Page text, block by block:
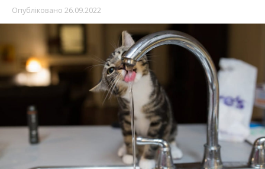
Опубліковано 26.09.2022